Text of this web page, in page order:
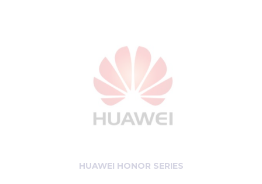
HUAWEI HONOR SERIES